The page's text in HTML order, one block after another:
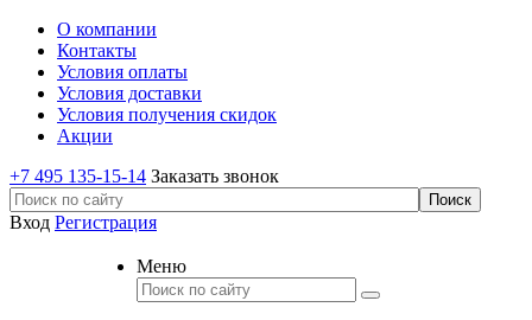
О компании
Контакты
Условия оплаты
Условия доставки
Условия получения скидок
Акции
+7 495 135-15-14 Заказать звонок
Вход Регистрация
Меню